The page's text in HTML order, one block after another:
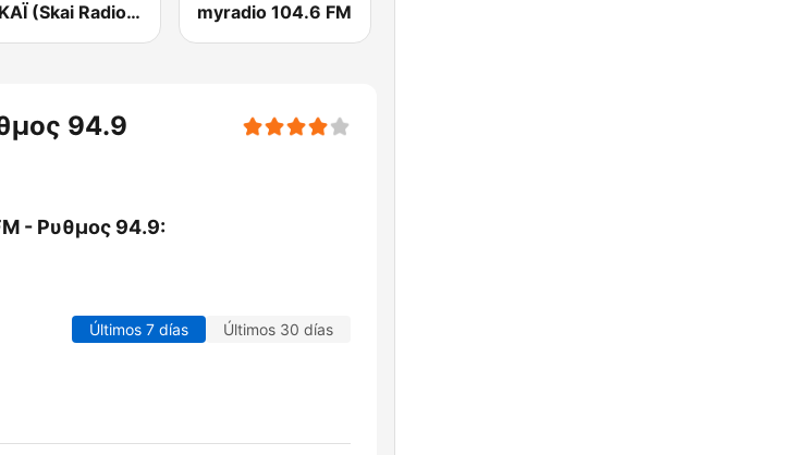
ΣΚΑΪ (Skai Radio 100.3) myradio 104.6 FM
94.9
- Ρυθμος 94.9:
Últimos 7 días Últimos 30 días